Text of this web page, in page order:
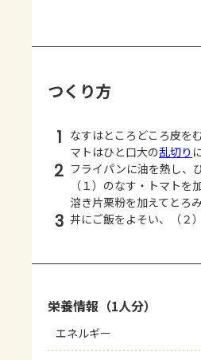
つくり方
1 なすはところどころ皮を
マトはひと口大の乱切り
2 フライパンに油を熱し、
（１）のなす・トマトを
溶き片栗粉を加えてとろ
3 丼にご飯をよそい、（２
栄養情報（1人分）
エネルギー